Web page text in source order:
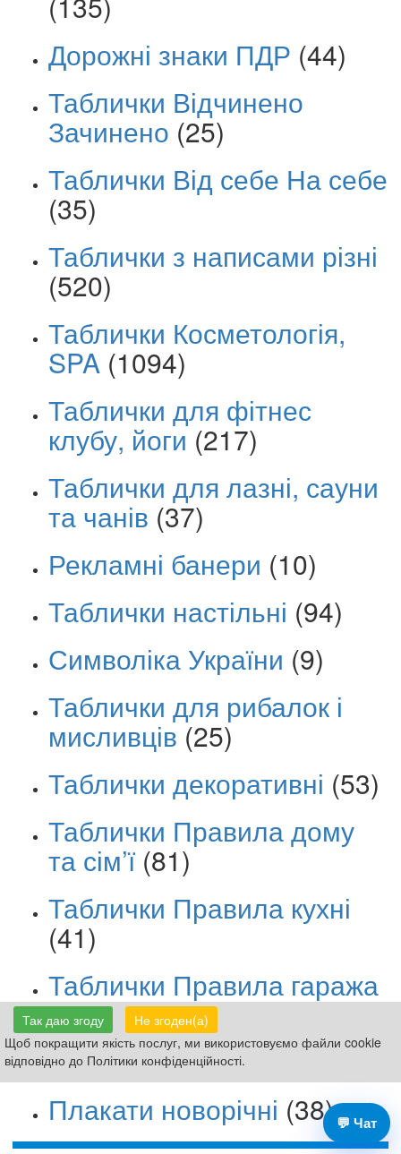
Так даю згоду
Не згоден(а)
Щоб покращити якість послуг, ми використовуємо файли cookie
відповідно до Політики конфіденційності.
Дорожні знаки ПДР (44)
Таблички Відчинено
Зачинено (25)
Таблички Від себе На себе
(35)
Таблички з написами різні
(520)
Таблички Косметологія,
SPA (1094)
Таблички для фітнес
клубу, йоги (217)
Таблички для лазні, сауни
та чанів (37)
Рекламні банери (10)
Таблички настільні (94)
Символіка України (9)
Таблички для рибалок і
мисливців (25)
Таблички декоративні (53)
Таблички Правила дому
та сім’ї (81)
Таблички Правила кухні
(41)
Таблички Правила гаража
(45)
Фотозони на банері
(58)
Плакати новорічні (38)💬 Чат